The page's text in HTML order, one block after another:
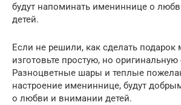
будут напоминать имениннице о
детей.
Если не решили, как сделать подарок
изготовьте простую, но оригинальную
Разноцветные шары и теплые
настроение имениннице, будут
о любви и внимании детей.